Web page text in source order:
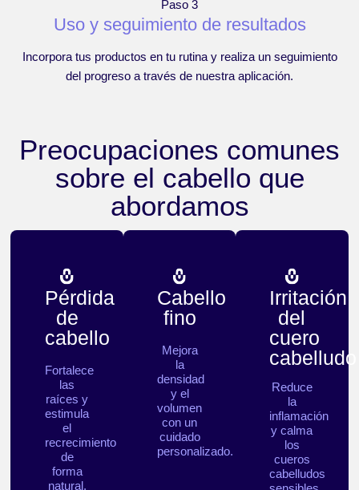
Paso 3
Uso y seguimiento de resultados
Incorpora tus productos en tu rutina y realiza un seguimiento
del progreso a través de nuestra aplicación.
Preocupaciones comunes
sobre el cabello que
abordamos
Pérdida
de
cabello
Fortalece
las
raíces y
estimula
el
recrecimiento
de
forma
natural.
Cabello
fino
Mejora
la
densidad
y el
volumen
con un
cuidado
personalizado.
Irritación
del
cuero
cabelludo
Reduce
la
inflamación
y calma
los
cueros
cabelludos